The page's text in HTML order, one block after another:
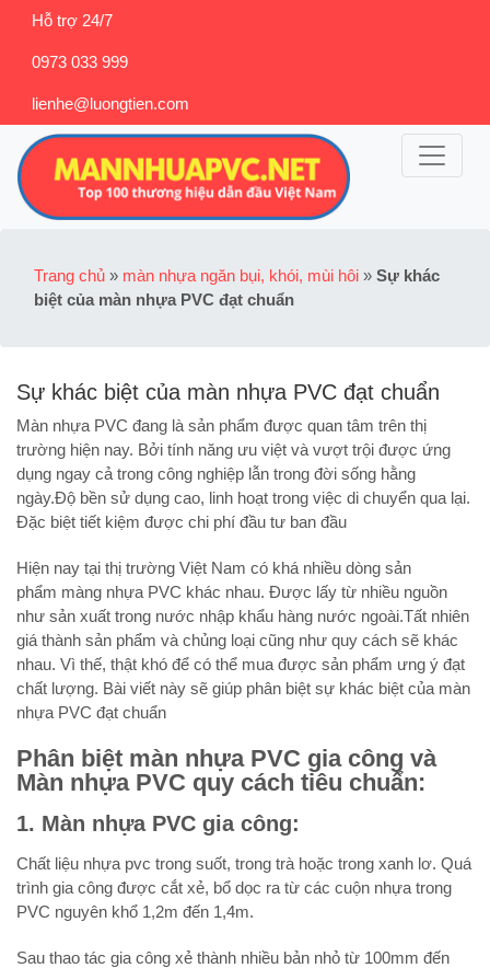
Hỗ trợ 24/7
0973 033 999
lienhe@luongtien.com
Trang chủ » màn nhựa ngăn bụi, khói, mùi hôi » Sự khác
biệt của màn nhựa PVC đạt chuẩn
Sự khác biệt của màn nhựa PVC đạt chuẩn
Màn nhựa PVC đang là sản phẩm được quan tâm trên thị
trường hiện nay. Bởi tính năng ưu việt và vượt trội được ứng
dụng ngay cả trong công nghiệp lẫn trong đời sống hằng
ngày.Độ bền sử dụng cao, linh hoạt trong việc di chuyển qua lại.
Đặc biệt tiết kiệm được chi phí đầu tư ban đầu
Hiện nay tại thị trường Việt Nam có khá nhiều dòng sản
phẩm màng nhựa PVC khác nhau. Được lấy từ nhiều nguồn
như sản xuất trong nước nhập khẩu hàng nước ngoài.Tất nhiên
giá thành sản phẩm và chủng loại cũng như quy cách sẽ khác
nhau. Vì thế, thật khó để có thể mua được sản phẩm ưng ý đạt
chất lượng. Bài viết này sẽ giúp phân biệt sự khác biệt của màn
nhựa PVC đạt chuẩn
Phân biệt màn nhựa PVC gia công và
Màn nhựa PVC quy cách tiêu chuẩn:
1. Màn nhựa PVC gia công:
Chất liệu nhựa pvc trong suốt, trong trà hoặc trong xanh lơ. Quá
trình gia công được cắt xẻ, bổ dọc ra từ các cuộn nhựa trong
PVC nguyên khổ 1,2m đến 1,4m.
Sau thao tác gia công xẻ thành nhiều bản nhỏ từ 100mm đến